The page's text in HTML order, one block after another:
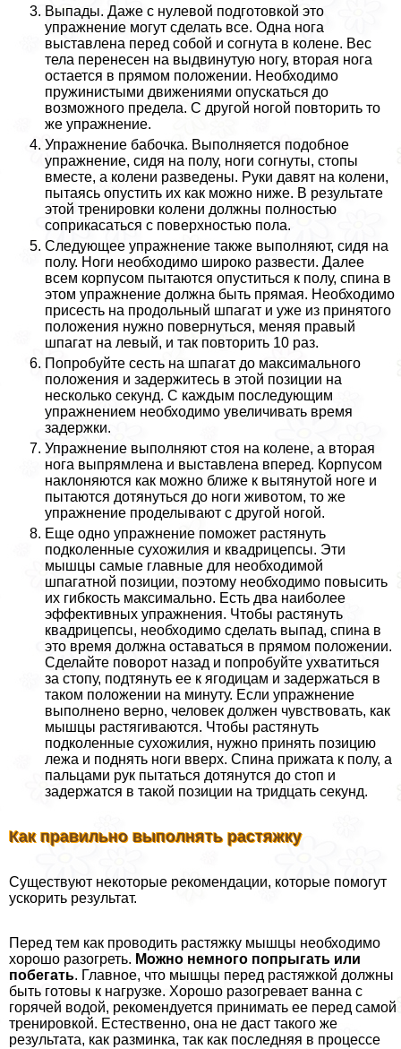
Выпады. Даже с нулевой подготовкой это
упражнение могут сделать все. Одна нога
выставлена перед собой и согнута в колене. Вес
тела перенесен на выдвинутую ногу, вторая нога
остается в прямом положении. Необходимо
пружинистыми движениями опускаться до
возможного предела. С другой ногой повторить то
же упражнение.
Упражнение бабочка. Выполняется подобное
упражнение, сидя на полу, ноги согнуты, стопы
вместе, а колени разведены. Руки давят на колени,
пытаясь опустить их как можно ниже. В результате
этой тренировки колени должны полностью
соприкасаться с поверхностью пола.
Следующее упражнение также выполняют, сидя на
полу. Ноги необходимо широко развести. Далее
всем корпусом пытаются опуститься к полу, спина в
этом упражнение должна быть прямая. Необходимо
присесть на продольный шпагат и уже из принятого
положения нужно повернуться, меняя правый
шпагат на левый, и так повторить 10 раз.
Попробуйте сесть на шпагат до максимального
положения и задержитесь в этой позиции на
несколько секунд. С каждым последующим
упражнением необходимо увеличивать время
задержки.
Упражнение выполняют стоя на колене, а вторая
нога выпрямлена и выставлена вперед. Корпусом
наклоняются как можно ближе к вытянутой ноге и
пытаются дотянуться до ноги животом, то же
упражнение проделывают с другой ногой.
Еще одно упражнение поможет растянуть
подколенные сухожилия и квадрицепсы. Эти
мышцы самые главные для необходимой
шпагатной позиции, поэтому необходимо повысить
их гибкость максимально. Есть два наиболее
эффективных упражнения. Чтобы растянуть
квадрицепсы, необходимо сделать выпад, спина в
это время должна оставаться в прямом положении.
Сделайте поворот назад и попробуйте ухватиться
за стопу, подтянуть ее к ягoдицам и задержаться в
таком положении на минуту. Если упражнение
выполнено верно, человек должен чувствовать, как
мышцы растягиваются. Чтобы растянуть
подколенные сухожилия, нужно принять позицию
лежа и поднять ноги вверх. Спина прижата к полу, а
пальцами рук пытаться дотянутся до стоп и
задержатся в такой позиции на тридцать секунд.
Как правильно выполнять растяжку
Существуют некоторые рекомендации, которые помогут
ускорить результат.
Перед тем как проводить растяжку мышцы необходимо
хорошо разогреть. Можно немного попрыгать или
побегать. Главное, что мышцы перед растяжкой должны
быть готовы к нагрузке. Хорошо разогревает ванна с
горячей водой, рекомендуется принимать ее перед самой
тренировкой. Естественно, она не даст такого же
результата, как разминка, так как последняя в процессе